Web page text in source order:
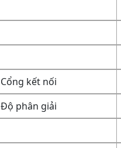
Cổng kết nối
Độ phân giải